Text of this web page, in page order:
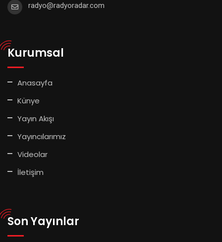
radyo@radyoradar.com
Kurumsal
Anasayfa
Künye
Yayın Akışı
Yayıncılarımız
Videolar
İletişim
Son Yayınlar